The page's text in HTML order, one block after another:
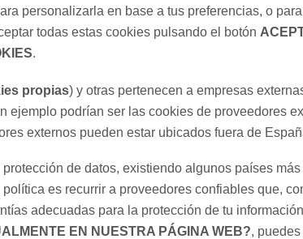
personalizarla en base a tus preferencias, o
todas estas cookies pulsando el botón
.
propias) y otras pertenecen a empresas
ejemplo podrían ser las cookies de proveedores
externos pueden estar ubicados fuera de
de datos, existiendo algunos países
es recurrir a proveedores confiables que,
adecuadas para la protección de tu
EN NUESTRA PÁGINA WEB?,